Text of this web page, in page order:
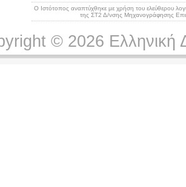
Ο Ιστότοπος αναπτύχθηκε με χρήση του ελεύθερου
της ΣΤ2 Δ/νσης Μηχανογράφησης
© 2026